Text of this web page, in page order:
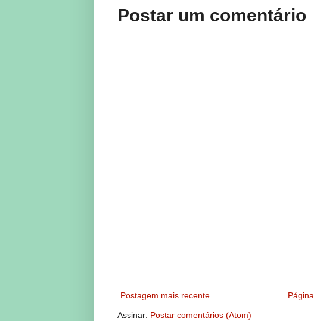
Postar um comentário
Postagem mais recente
Assinar: Postar comentários (Atom)